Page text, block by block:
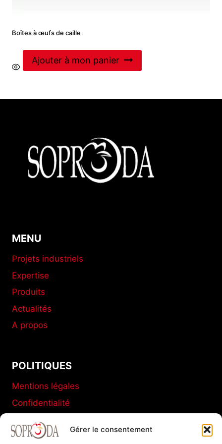
Gérer le consentement
Boîtes à œufs de caille
Ajouter à mon panier
MENU
Projets industriels
Expertise
Produits
Actualités
A propos
POLITIQUES
Mentions légales
Confidentialité
Conditions générales de vente
Politique de cookies (UE)